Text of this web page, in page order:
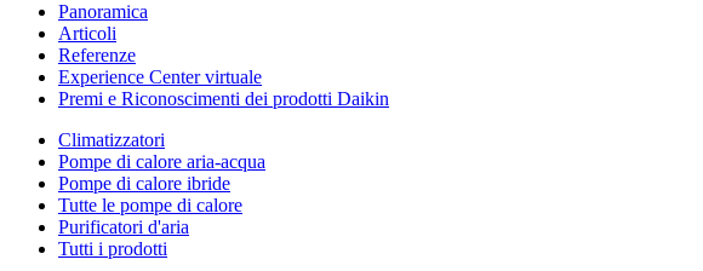
Panoramica
Articoli
Referenze
Experience Center virtuale
Premi e Riconoscimenti dei prodotti Daikin
Climatizzatori
Pompe di calore aria-acqua
Pompe di calore ibride
Tutte le pompe di calore
Purificatori d'aria
Tutti i prodotti